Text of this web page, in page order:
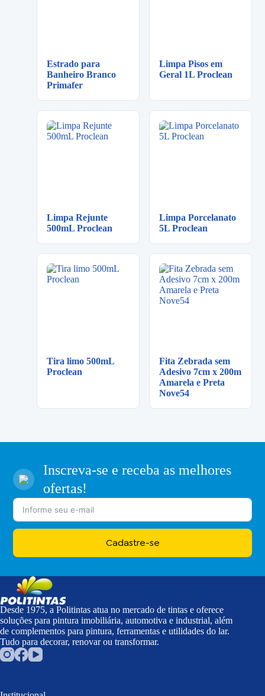
Estrado para
Banheiro Branco
Primafer
Limpa Pisos em
Geral 1L Proclean
Limpa Rejunte
500mL Proclean
Limpa Porcelanato
5L Proclean
Tira limo 500mL
Proclean
Fita Zebrada sem
Adesivo 7cm x 200m
Amarela e Preta
Nove54
Inscreva-se e receba as melhores
ofertas!
Cadastre-se
Desde 1975, a Politintas atua no mercado de tintas e oferece
soluções para pintura imobiliária, automotiva e industrial, além
de complementos para pintura, ferramentas e utilidades do lar.
Tudo para decorar, renovar ou transformar.